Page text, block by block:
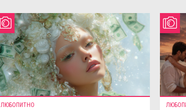
ЛЮБОПИТНО